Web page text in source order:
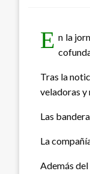
E n la
Tras la
veladoras y
Las
La
Además